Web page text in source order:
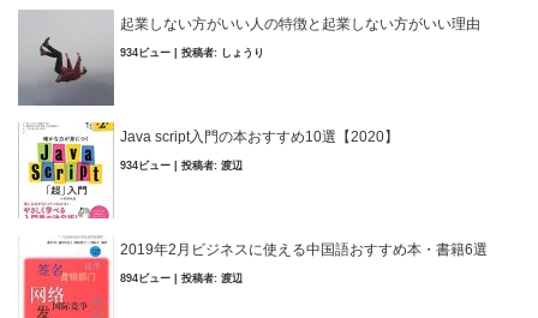
起業しない方がいい人の特徴と起業しない方がいい理由
934ビュー 投稿者: しょうり
Java script入門の本おすすめ10選【2020】
934ビュー 投稿者: 渡辺
2019年2月ビジネスに使える中国語おすすめ本・書籍6選
894ビュー 投稿者: 渡辺